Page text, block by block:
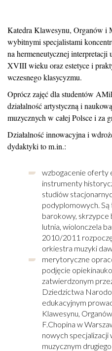
Katedra Klawesynu, Organów i
wybitnymi specjalistami
na hermeneutycznej
XVIII wieku oraz estetyce i
wczesnego klasycyzmu.
Oprócz zajęć dla studentów
działalność artystyczną i
muzycznych w całej Polsce i za
Działalność innowacyjna i
dydaktyki to m.in.:
wzbogacenie oferty
instrumenty
studiów
podyplomowych.
barokowy, skrzypce
lutnia, wiolonczela
2010/2011
orkiestra muzyki
merytoryczne
podjęcie
zatwierdzonym
Dziedzictwa
edukacyjnym
Klawesynu,
F.Chopina w
nowych
muzycznym